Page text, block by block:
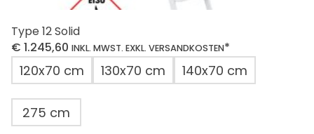
Type 12 Solid
€ 1.245,60 INKL. MWST. EXKL. VERSANDKOSTEN*
120x70 cm 130x70 cm 140x70 cm
275 cm